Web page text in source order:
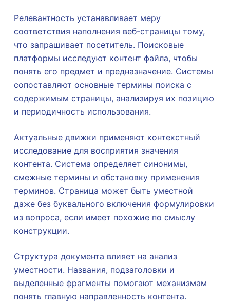
Релевантность устанавливает меру
соответствия наполнения веб-страницы тому,
что запрашивает посетитель. Поисковые
платформы исследуют контент файла, чтобы
понять его предмет и предназначение. Системы
сопоставляют основные термины поиска с
содержимым страницы, анализируя их позицию
и периодичность использования.
Актуальные движки применяют контекстный
исследование для восприятия значения
контента. Система определяет синонимы,
смежные термины и обстановку применения
терминов. Страница может быть уместной
даже без буквального включения формулировки
из вопроса, если имеет похожие по смыслу
конструкции.
Структура документа влияет на анализ
уместности. Названия, подзаголовки и
выделенные фрагменты помогают механизмам
понять главную направленность контента.